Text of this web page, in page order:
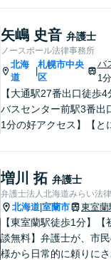
矢嶋 史音 弁護士
ノースポール法律事務所
北海
道
札幌市中央
区
バ
1分
【大通駅27番出口徒歩4
バスセンター前駅3番出
1分の好アクセス】【と
り】【相談だけでお悩
決することもよくありま
法律だけにとらわれず、
者にとってベストな解
を一緒に考えていきま
増川 拓 弁護士
弁護士法人北海道みらい法
北海道 室蘭市 東室蘭
【東室蘭駅徒歩1分】【
談無料】弁護士が、市
様から日常的に頼りにさ